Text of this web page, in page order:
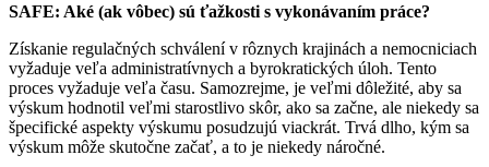
SAFE: Aké (ak vôbec) sú ťažkosti s vykonávaním práce?
Získanie regulačných schválení v rôznych krajinách a nemocniciach
vyžaduje veľa administratívnych a byrokratických úloh. Tento
proces vyžaduje veľa času. Samozrejme, je veľmi dôležité, aby sa
výskum hodnotil veľmi starostlivo skôr, ako sa začne, ale niekedy sa
špecifické aspekty výskumu posudzujú viackrát. Trvá dlho, kým sa
výskum môže skutočne začať, a to je niekedy náročné.